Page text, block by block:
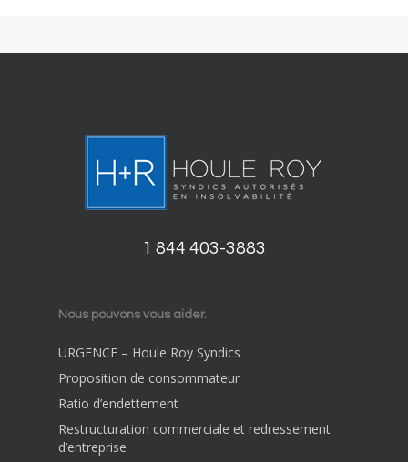
1 844 403-3883
Nous pouvons vous aider.
URGENCE – Houle Roy Syndics
Proposition de consommateur
Ratio d’endettement
Restructuration commerciale et redressement
d’entreprise